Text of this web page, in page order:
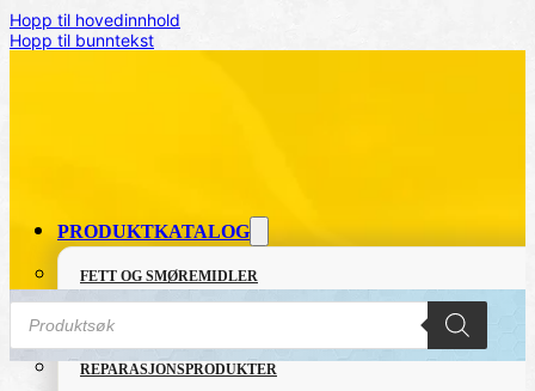
Hopp til hovedinnhold
Hopp til bunntekst
PRODUKTKATALOG
FETT OG SMØREMIDLER
GRUNNING OG LAKK
REPARASJONSPRODUKTER
Products
search